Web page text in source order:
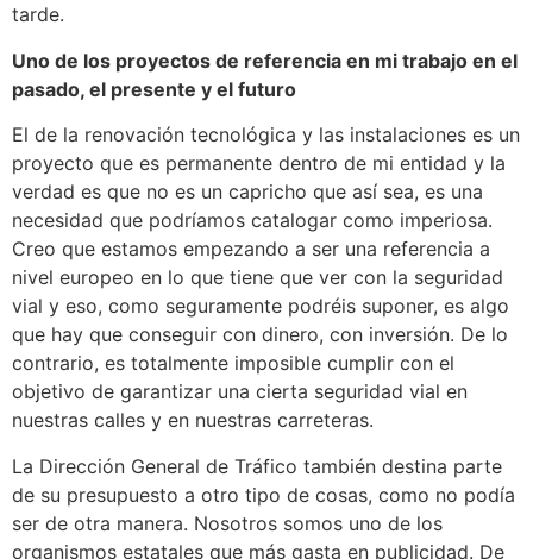
tarde.
Uno de los proyectos de referencia en mi trabajo en el
pasado, el presente y el futuro
El de la renovación tecnológica y las instalaciones es un
proyecto que es permanente dentro de mi entidad y la
verdad es que no es un capricho que así sea, es una
necesidad que podríamos catalogar como imperiosa.
Creo que estamos empezando a ser una referencia a
nivel europeo en lo que tiene que ver con la seguridad
vial y eso, como seguramente podréis suponer, es algo
que hay que conseguir con dinero, con inversión. De lo
contrario, es totalmente imposible cumplir con el
objetivo de garantizar una cierta seguridad vial en
nuestras calles y en nuestras carreteras.
La Dirección General de Tráfico también destina parte
de su presupuesto a otro tipo de cosas, como no podía
ser de otra manera. Nosotros somos uno de los
organismos estatales que más gasta en publicidad. De